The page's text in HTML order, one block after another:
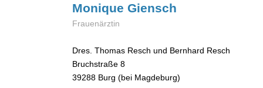
MoniqueGiensch
Frauenärztin
Dres. Thomas Resch und Bernhard Resch
Bruchstraße 8
39288 Burg (bei Magdeburg)